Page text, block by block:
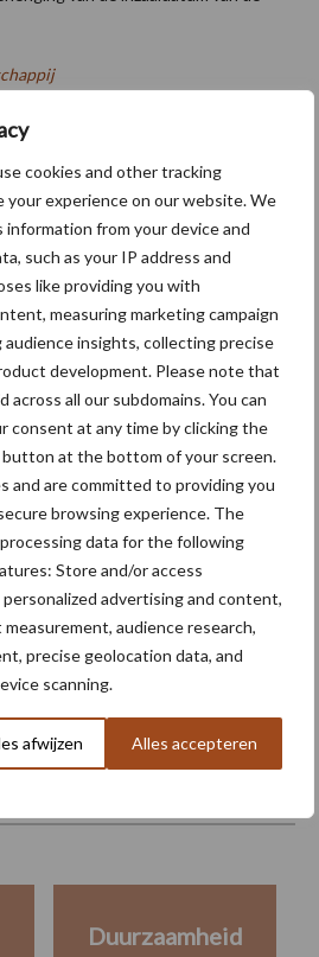
cookies and other tracking
experience on our website. We
information from your device and
such as your IP address and
like providing you with
measuring marketing campaign
insights, collecting precise
development. Please note that
across all our subdomains. You can
consent at any time by clicking the
button at the bottom of your screen.
and are committed to providing you
browsing experience. The
data for the following
Store and/or access
advertising and content,
audience research,
precise geolocation data, and
scanning.
afwijzen Alles accepteren
aardappelen
FAO: akkerbouw
richting 2035 vooral
hogere opbrengsten,
door prijzen
combineert
één werkgang
deelt instructievideo
Keiler 2 RK22
Duurzaamheid